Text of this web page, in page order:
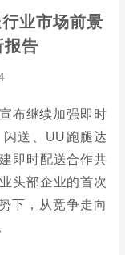
业市场前景
告
布继续加强即时
送、UU跑腿达
即时配送合作共
头部企业的首次
下，从竞争走向